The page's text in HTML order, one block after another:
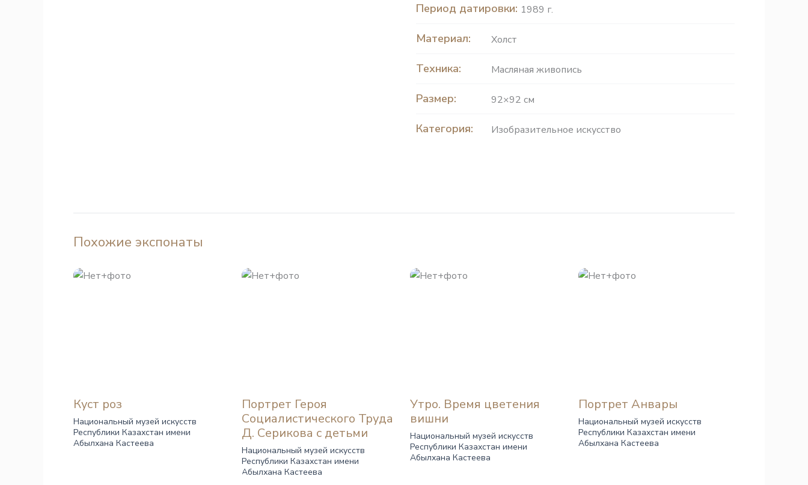
Период датировки: 1989 г.
Материал: Холст
Техника: Масляная живопись
Размер: 92×92 см
Категория: Изобразительное искусство
Похожие экспонаты
Куст роз
Национальный музей искусств
Республики Казахстан имени
Абылхана Кастеева
Портрет Героя
Социалистического Труда
Д. Серикова с детьми
Национальный музей искусств
Республики Казахстан имени
Абылхана Кастеева
Утро. Время цветения
вишни
Национальный музей искусств
Республики Казахстан имени
Абылхана Кастеева
Портрет Анвары
Национальный музей искусств
Республики Казахстан имени
Абылхана Кастеева